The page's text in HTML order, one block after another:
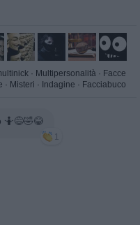
· Multipersonalità · Facce
· Misteri · Indagine · Facciabuco
🤷😅🤣😂
1